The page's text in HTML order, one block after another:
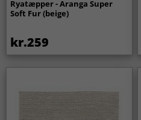
Ryatæpper - Aranga Super
Soft Fur (beige)
kr.259